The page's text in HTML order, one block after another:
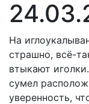
На
страшно, всё-
втыкают
сумел
уверенность,